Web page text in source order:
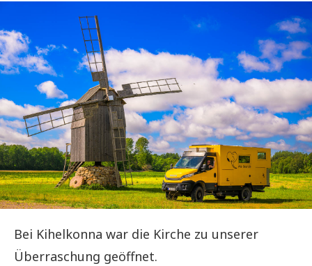
Bei Kihelkonna war die Kirche zu unserer
Überraschung geöffnet.